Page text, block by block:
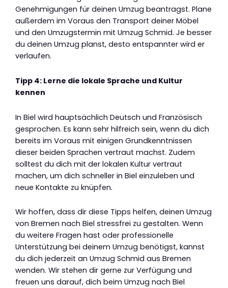
Genehmigungen für deinen Umzug beantragst. Plane
außerdem im Voraus den Transport deiner Möbel
und den Umzugstermin mit Umzug Schmid. Je besser
du deinen Umzug planst, desto entspannter wird er
verlaufen.
Tipp 4: Lerne die lokale Sprache und Kultur
kennen
In Biel wird hauptsächlich Deutsch und Französisch
gesprochen. Es kann sehr hilfreich sein, wenn du dich
bereits im Voraus mit einigen Grundkenntnissen
dieser beiden Sprachen vertraut machst. Zudem
solltest du dich mit der lokalen Kultur vertraut
machen, um dich schneller in Biel einzuleben und
neue Kontakte zu knüpfen.
Wir hoffen, dass dir diese Tipps helfen, deinen Umzug
von Bremen nach Biel stressfrei zu gestalten. Wenn
du weitere Fragen hast oder professionelle
Unterstützung bei deinem Umzug benötigst, kannst
du dich jederzeit an Umzug Schmid aus Bremen
wenden. Wir stehen dir gerne zur Verfügung und
freuen uns darauf, dich beim Umzug nach Biel